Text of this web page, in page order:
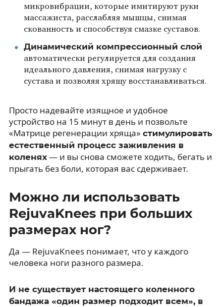
микровибрации, которые имитируют руки
массажиста, расслабляя мышцы, снимая
скованность и способствуя смазке суставов.
Динамический компрессионный слой
автоматически регулируется для создания
идеального давления, снимая нагрузку с
сустава и позволяя хрящу восстанавливаться.
Просто надевайте изящное и удобное
устройство на 15 минут в день и позвольте
«Матрице регенерации хряща» стимулировать
естественный процесс заживления в
коленях— и вы снова сможете ходить, бегать и
прыгать без боли, которая вас сдерживает.
Можно ли использовать
RejuvaKnees при больших
размерах ног?
Да — RejuvaKnees понимает, что у каждого
человека ноги разного размера.
И не существует настоящего коленного
бандажа «один размер подходит всем», в